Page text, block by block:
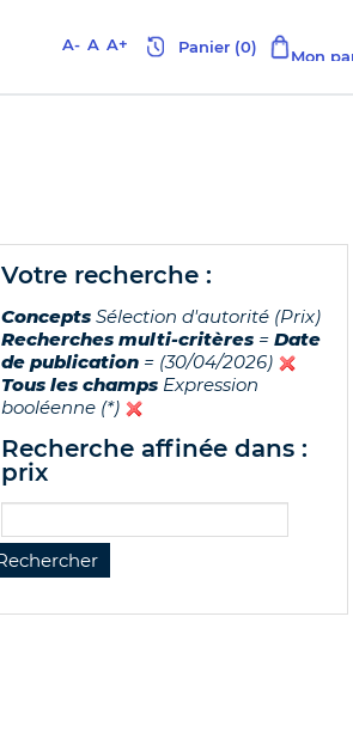
A- A A+
votre recherche :
Concepts Sélection d'autorité (Prix)
Recherches multi-critères = Date
de publication = (30/04/2026)
Tous les champs Expression
booléenne (*)
recherche affinée dans :
prix